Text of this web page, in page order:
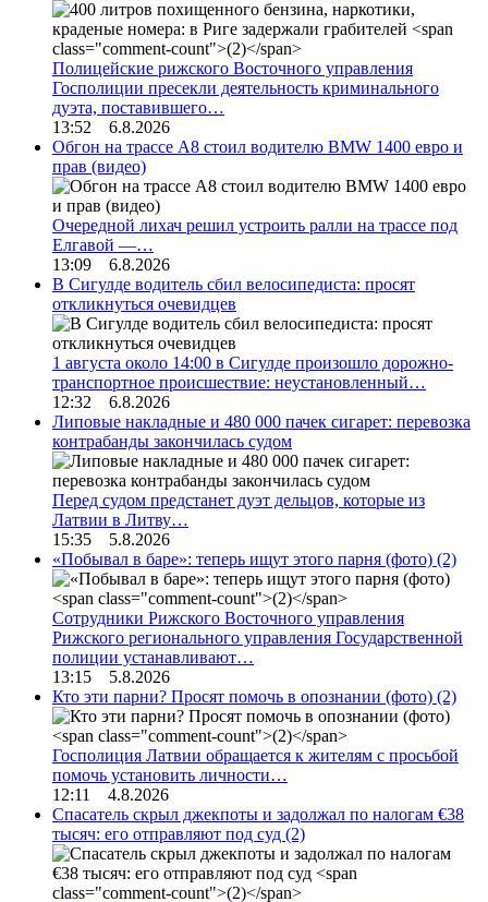
Полицейские рижского Восточного управления
Госполиции пресекли деятельность криминального
дуэта, поставившего…
13:52 6.8.2026
Обгон на трассе А8 стоил водителю BMW 1400 евро и
прав (видео)
Очередной лихач решил устроить ралли на трассе под
Елгавой —…
13:09 6.8.2026
В Сигулде водитель сбил велосипедиста: просят
откликнуться очевидцев
1 августа около 14:00 в Сигулде произошло дорожно-
транспортное происшествие: неустановленный…
12:32 6.8.2026
Липовые накладные и 480 000 пачек сигарет: перевозка
контрабанды закончилась судом
Перед судом предстанет дуэт дельцов, которые из
Латвии в Литву…
15:35 5.8.2026
«Побывал в баре»: теперь ищут этого парня (фото) (2)
Сотрудники Рижского Восточного управления
Рижского регионального управления Государственной
полиции устанавливают…
13:15 5.8.2026
Кто эти парни? Просят помочь в опознании (фото) (2)
Госполиция Латвии обращается к жителям с просьбой
помочь установить личности…
12:11 4.8.2026
Спасатель скрыл джекпоты и задолжал по налогам €38
тысяч: его отправляют под суд (2)